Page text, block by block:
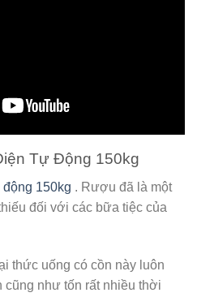
Tự Động 150kg
150kg . Rượu đã là một
đối với các bữa tiệc của
thức uống có cồn này luôn
cũng như tốn rất nhiều thời